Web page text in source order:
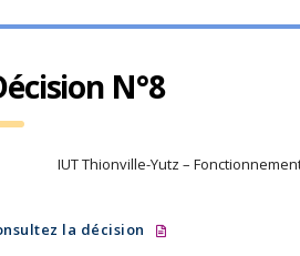
N°8
IUT Thionville-Yutz –
la décision